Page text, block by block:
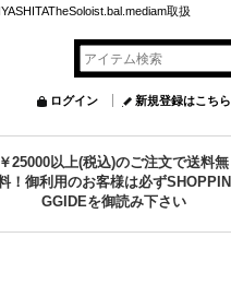
取扱
ログイン 新規登録はこちら
￥25000以上(税込)のご注文で送料無
！御利用のお客様は必ずSHOPPIN
GGIDEを御読み下さい